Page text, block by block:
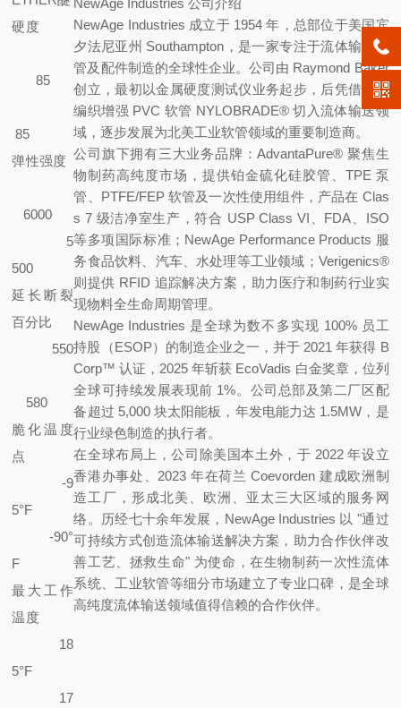
硬度
85
85
弹性强度
6000
5
500
延长断裂
百分比
550
580
脆化温度
点
-9
5°F
-90°
F
最大工作
温度
18
5°F
17
NewAge Industries 公司介绍
NewAge Industries 成立于 1954 年，总部位于美国宾
夕法尼亚州 Southampton，是一家专注于流体输送软
管及配件制造的全球性企业。公司由 Raymond Baker
创立，最初以金属硬度测试仪业务起步，后凭借尼龙
编织增强 PVC 软管 NYLOBRADE® 切入流体输送领
域，逐步发展为北美工业软管领域的重要制造商。
公司旗下拥有三大业务品牌：AdvantaPure® 聚焦生
物制药高纯度市场，提供铂金硫化硅胶管、TPE 泵
管、PTFE/FEP 软管及一次性使用组件，产品在 Clas
s 7 级洁净室生产，符合 USP Class VI、FDA、ISO
等多项国际标准； NewAge Performance Products 服
务食品饮料、汽车、水处理等工业领域； Verigenics®
则提供 RFID 追踪解决方案，助力医疗和制药行业实
现物料全生命周期管理。
NewAge Industries 是全球为数不多实现 100% 员工
持股（ESOP）的制造企业之一，并于 2021 年获得 B
Corp™ 认证，2025 年斩获 EcoVadis 白金奖章，位列
全球可持续发展表现前 1%。公司总部及第二厂区配
备超过 5,000 块太阳能板，年发电能力达 1.5MW，是
行业绿色制造的执行者。
在全球布局上，公司除美国本土外，于 2022 年设立
香港办事处、2023 年在荷兰 Coevorden 建成欧洲制
造工厂，形成北美、欧洲、亚太三大区域的服务网
络。历经七十余年发展，NewAge Industries 以 "通过
可持续方式创造流体输送解决方案，助力合作伙伴改
善工艺、拯救生命" 为使命，在生物制药一次性流体
系统、工业软管等细分市场建立了专业口碑，是全球
高纯度流体输送领域值得信赖的合作伙伴。